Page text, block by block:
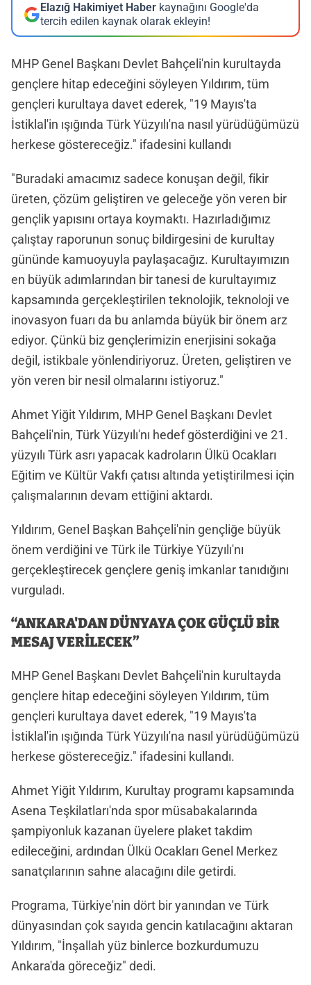
Elazığ Hakimiyet Haber kaynağını Google'da
tercih edilen kaynak olarak ekleyin!
MHP Genel Başkanı Devlet Bahçeli'nin kurultayda
gençlere hitap edeceğini söyleyen Yıldırım, tüm
gençleri kurultaya davet ederek, "19 Mayıs'ta
İstiklal'in ışığında Türk Yüzyılı'na nasıl yürüdüğümüzü
herkese göstereceğiz." ifadesini kullandı
"Buradaki amacımız sadece konuşan değil, fikir
üreten, çözüm geliştiren ve geleceğe yön veren bir
gençlik yapısını ortaya koymaktı. Hazırladığımız
çalıştay raporunun sonuç bildirgesini de kurultay
gününde kamuoyuyla paylaşacağız. Kurultayımızın
en büyük adımlarından bir tanesi de kurultayımız
kapsamında gerçekleştirilen teknolojik, teknoloji ve
inovasyon fuarı da bu anlamda büyük bir önem arz
ediyor. Çünkü biz gençlerimizin enerjisini sokağa
değil, istikbale yönlendiriyoruz. Üreten, geliştiren ve
yön veren bir nesil olmalarını istiyoruz."
Ahmet Yiğit Yıldırım, MHP Genel Başkanı Devlet
Bahçeli'nin, Türk Yüzyılı'nı hedef gösterdiğini ve 21.
yüzyılı Türk asrı yapacak kadroların Ülkü Ocakları
Eğitim ve Kültür Vakfı çatısı altında yetiştirilmesi için
çalışmalarının devam ettiğini aktardı.
Yıldırım, Genel Başkan Bahçeli'nin gençliğe büyük
önem verdiğini ve Türk ile Türkiye Yüzyılı'nı
gerçekleştirecek gençlere geniş imkanlar tanıdığını
vurguladı.
“ANKARA'DAN DÜNYAYA ÇOK GÜÇLÜ BİR
MESAJ VERİLECEK”
MHP Genel Başkanı Devlet Bahçeli'nin kurultayda
gençlere hitap edeceğini söyleyen Yıldırım, tüm
gençleri kurultaya davet ederek, "19 Mayıs'ta
İstiklal'in ışığında Türk Yüzyılı'na nasıl yürüdüğümüzü
herkese göstereceğiz." ifadesini kullandı.
Ahmet Yiğit Yıldırım, Kurultay programı kapsamında
Asena Teşkilatları'nda spor müsabakalarında
şampiyonluk kazanan üyelere plaket takdim
edileceğini, ardından Ülkü Ocakları Genel Merkez
sanatçılarının sahne alacağını dile getirdi.
Programa, Türkiye'nin dört bir yanından ve Türk
dünyasından çok sayıda gencin katılacağını aktaran
Yıldırım, "İnşallah yüz binlerce bozkurdumuzu
Ankara'da göreceğiz" dedi.